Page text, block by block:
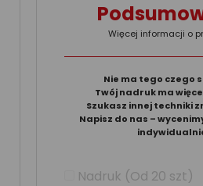
Więcej informacji o
Nie ma tego czego
Twój nadruk ma
Szukasz innej techniki
Napisz do nas –
Nadruk (Od 20 szt)